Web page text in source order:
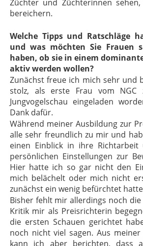
Züchter und Züchterinnen
bereichern.
Welche Tipps und Ratschläge
und was möchten Sie Frauen
haben, ob sie in einem
aktiv werden wollen?
Zunächst freue ich mich sehr und
stolz, als erste Frau vom NGC
Jungvogelschau eingeladen
Dank dafür.
Während meiner Ausbildung zur
alle sehr freundlich zu mir und
einen Einblick in ihre
persönlichen Einstellungen zur
Hier hatte ich so gar nicht den
mich belächelt oder mich nicht
zunächst ein wenig befürchtet
Bisher fehlt mir allerdings noch
Kritik mir als Preisrichterin
die ersten Schauen gerichtet
noch nicht viel sagen. Aus
kann ich aber berichten, dass